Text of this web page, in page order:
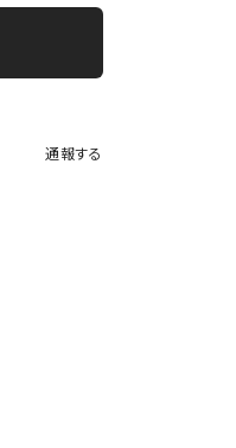
通報する